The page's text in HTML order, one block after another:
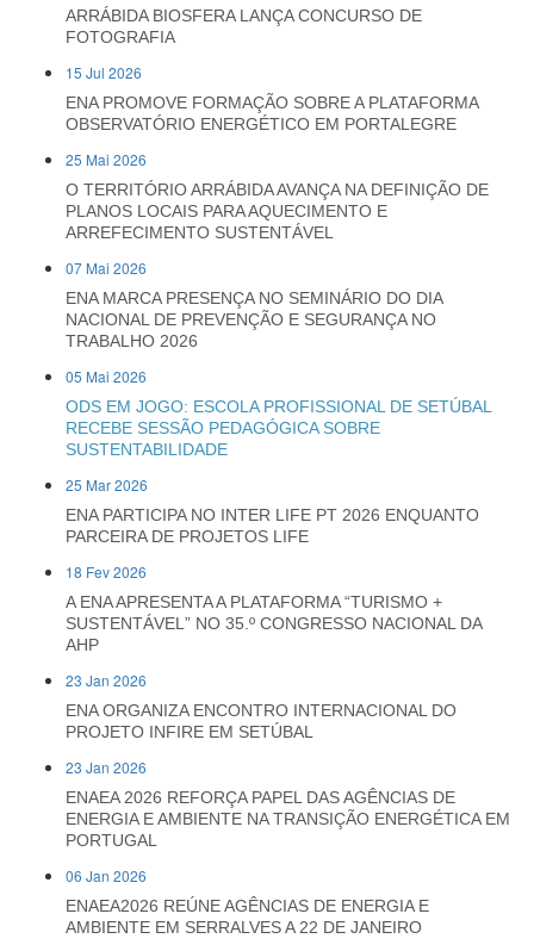
ARRÁBIDA BIOSFERA LANÇA CONCURSO DE
FOTOGRAFIA
15 Jul 2026
ENA PROMOVE FORMAÇÃO SOBRE A PLATAFORMA
OBSERVATÓRIO ENERGÉTICO EM PORTALEGRE
25 Mai 2026
O TERRITÓRIO ARRÁBIDA AVANÇA NA DEFINIÇÃO DE
PLANOS LOCAIS PARA AQUECIMENTO E
ARREFECIMENTO SUSTENTÁVEL
07 Mai 2026
ENA MARCA PRESENÇA NO SEMINÁRIO DO DIA
NACIONAL DE PREVENÇÃO E SEGURANÇA NO
TRABALHO 2026
05 Mai 2026
ODS EM JOGO: ESCOLA PROFISSIONAL DE SETÚBAL
RECEBE SESSÃO PEDAGÓGICA SOBRE
SUSTENTABILIDADE
25 Mar 2026
ENA PARTICIPA NO INTER LIFE PT 2026 ENQUANTO
PARCEIRA DE PROJETOS LIFE
18 Fev 2026
A ENA APRESENTA A PLATAFORMA “TURISMO +
SUSTENTÁVEL” NO 35.º CONGRESSO NACIONAL DA
AHP
23 Jan 2026
ENA ORGANIZA ENCONTRO INTERNACIONAL DO
PROJETO INFIRE EM SETÚBAL
23 Jan 2026
ENAEA 2026 REFORÇA PAPEL DAS AGÊNCIAS DE
ENERGIA E AMBIENTE NA TRANSIÇÃO ENERGÉTICA EM
PORTUGAL
06 Jan 2026
ENAEA2026 REÚNE AGÊNCIAS DE ENERGIA E
AMBIENTE EM SERRALVES A 22 DE JANEIRO